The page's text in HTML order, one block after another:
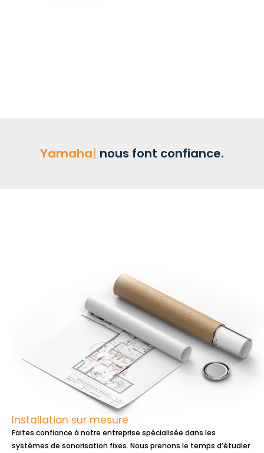
Yamaha nous font confiance.
Installation sur mesure
Faites confiance à notre entreprise spécialisée dans les
systèmes de sonorisation fixes. Nous prenons le temps d’étudier